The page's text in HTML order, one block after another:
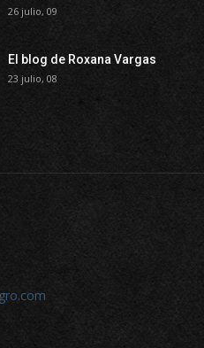
26 julio, 09
El blog de Roxana Vargas
23 julio, 08